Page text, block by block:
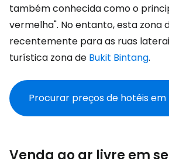
também conhecida como o
vermelha". No entanto, esta zona
recentemente para as ruas
turística zona de Bukit Bintang.
Procurar preços de hotéis em
Venda ao ar livre em